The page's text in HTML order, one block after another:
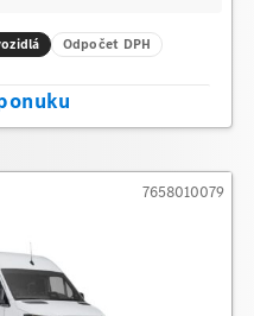
Odpočet DPH
7658010079